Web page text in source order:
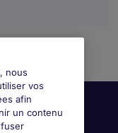
nous
vos
afin
un contenu